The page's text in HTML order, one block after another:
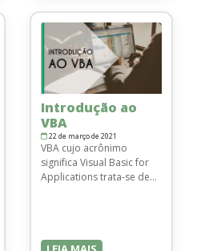
possui algumas limitações
que as vezes atrapalham
na hora de realizarmos
uma função de busca. A
atual sintaxe do PROCV é
a seguinte: No qual: Valor
procurado: Trata-se …
Introdução ao
VBA
22 de março de 2021
VBA cujo acrônimo
significa Visual Basic for
Applications trata-se de